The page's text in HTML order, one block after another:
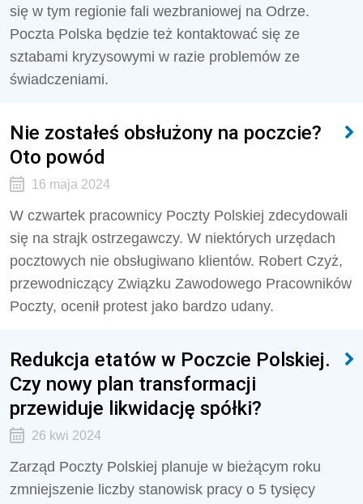
się w tym regionie fali wezbraniowej na Odrze.
Poczta Polska będzie też kontaktować się ze
sztabami kryzysowymi w razie problemów ze
świadczeniami.
Nie zostałeś obsłużony na poczcie?
Oto powód
16 maja 2024
W czwartek pracownicy Poczty Polskiej zdecydowali
się na strajk ostrzegawczy. W niektórych urzędach
pocztowych nie obsługiwano klientów. Robert Czyż,
przewodniczący Związku Zawodowego Pracowników
Poczty, ocenił protest jako bardzo udany.
Redukcja etatów w Poczcie Polskiej.
Czy nowy plan transformacji
przewiduje likwidację spółki?
26 kwi 2024
Zarząd Poczty Polskiej planuje w bieżącym roku
zmniejszenie liczby stanowisk pracy o 5 tysięcy